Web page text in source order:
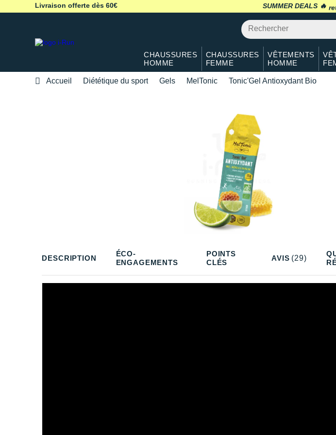
Livraison offerte dès 60€ SUMMER DEALS 🔥
CHAUSSURES
HOMME
CHAUSSURES
FEMME
VÊTEMENTS
HOMME
Accueil Diététique du sport Gels MelTonic Tonic'Gel Antioxydant Bio
DESCRIPTION
ÉCO-
ENGAGEMENTS
POINTS
CLÉS
AVIS (29)
Qté: 2